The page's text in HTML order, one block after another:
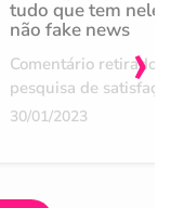
tudo que tem nele
não fake news
Comentário retirado
pesquisa de
30/01/2023
›